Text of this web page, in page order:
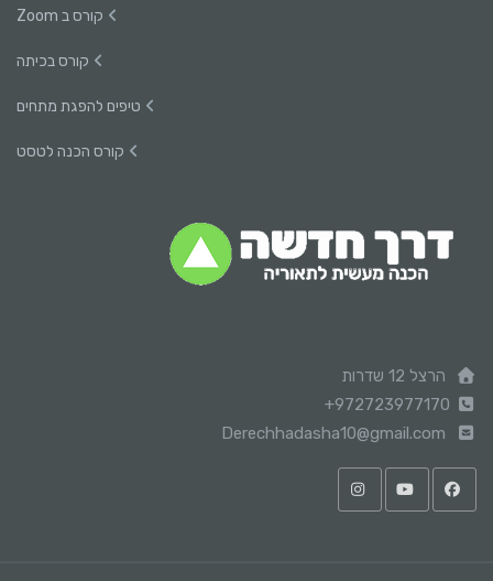
קורס ב Zoom
קורס בכיתה
טיפים להפגת מתחים
קורס הכנה לטסט
הרצל 12 שדרות
+972723977170